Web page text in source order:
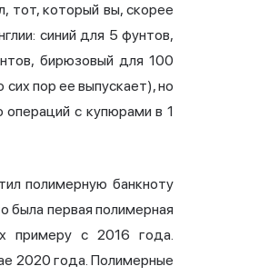
тот, который вы, скорее
синий для 5 фунтов,
бирюзовый для 100
пор ее выпускает), но
операций с купюрами в 1
полимерную банкноту
была первая полимерная
примеру с 2016 года.
2020 года. Полимерные